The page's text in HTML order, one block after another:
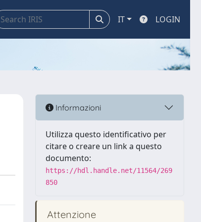
IT LOGIN
Informazioni
Utilizza questo identificativo per
citare o creare un link a questo
documento:
https://hdl.handle.net/11564/269
850
Attenzione